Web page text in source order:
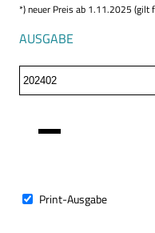
*) neuer Preis ab 1.11.2025 (gilt
AUSGABE
TYP Print-Ausgabe